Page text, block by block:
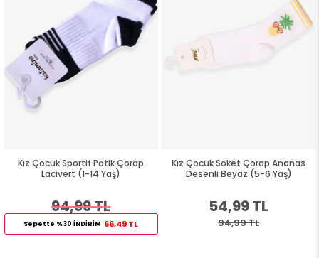
Kız Çocuk Sportif Patik Çorap
Lacivert (1-14 Yaş)
94,99 TL
Sepette %30 İNDİRİM 66,49 TL
Kız Çocuk Soket Çorap Ananas
Desenli Beyaz (5-6 Yaş)
54,99 TL
94,99 TL